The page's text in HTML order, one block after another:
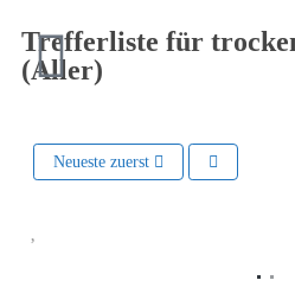
Trefferliste für
(Aller)
Neueste zuerst